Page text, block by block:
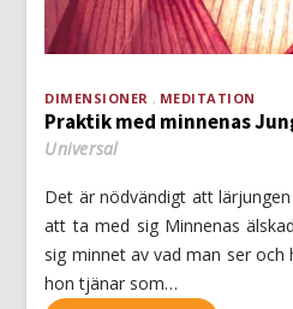
DIMENSIONER MEDITATION
Praktik med minnenas
Universal
Det är nödvändigt att
att ta med sig Minnenas
sig minnet av vad man ser
hon tjänar som…